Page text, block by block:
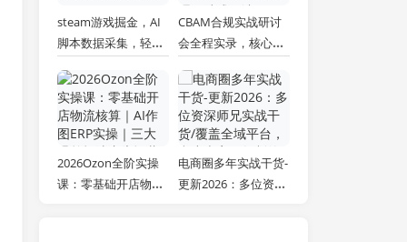
steam游戏掘金，AI
脚本数据采集，轻松
益20-80%
CBAM合规实战研讨
会全程实录，核心规
碳数据管理一站式解
读
2026Ozon全阶实操
课：零基础开店物流
电商圈多年实战干货-
更新2026：多位资深